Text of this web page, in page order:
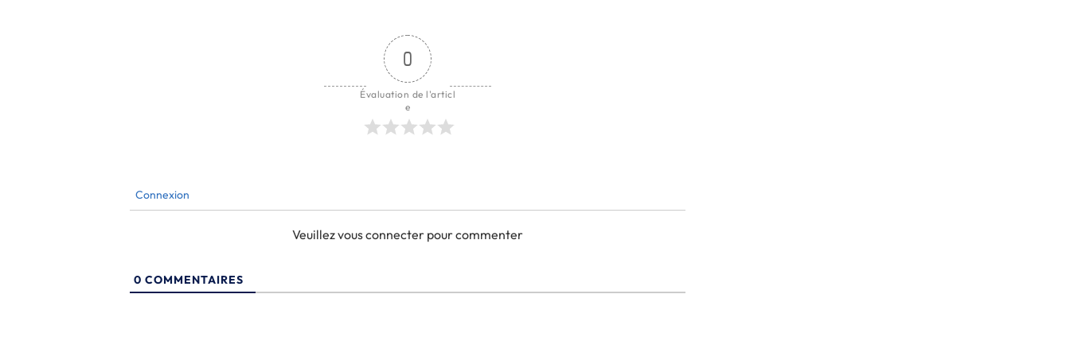
0
Évaluation de l'articl
e
Connexion
Veuillez vous connecter pour commenter
0 COMMENTAIRES